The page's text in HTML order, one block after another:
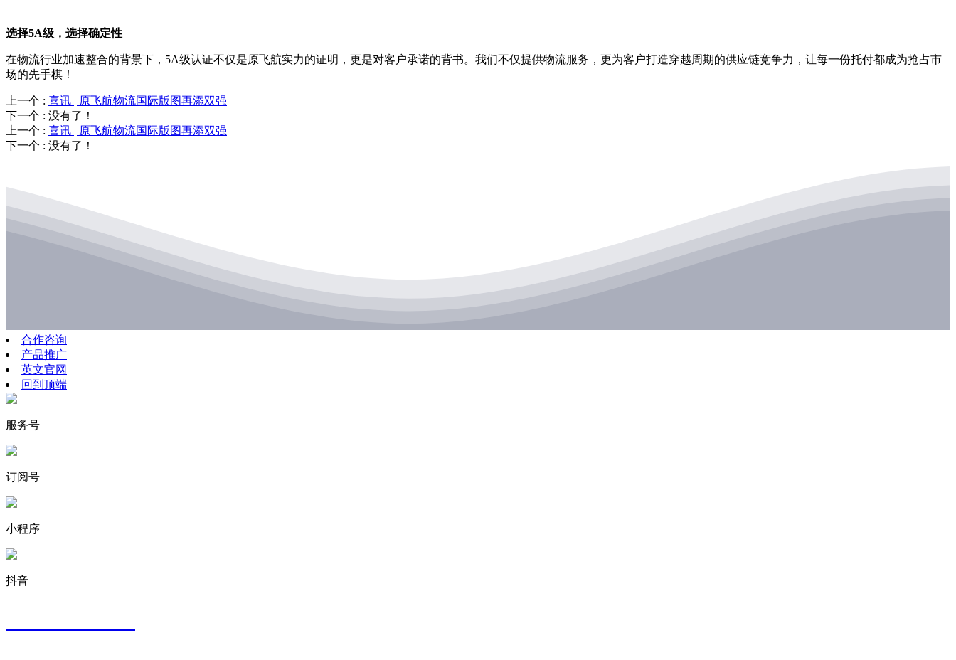
选择5A级，选择确定性
在物流行业加速整合的背景下，5A级认证不仅是原飞航实力的证明，更是对客户承诺的背书。我们不仅提供物流服务，更为客户打造穿越周期的供应链竞争力，让每一份托付都成为抢占市
场的先手棋！
上一个 : 喜讯 | 原飞航物流国际版图再添双强
下一个 : 没有了！
上一个 : 喜讯 | 原飞航物流国际版图再添双强
下一个 : 没有了！
合作咨询
产品推广
英文官网
回到顶端
服务号
订阅号
小程序
抖音